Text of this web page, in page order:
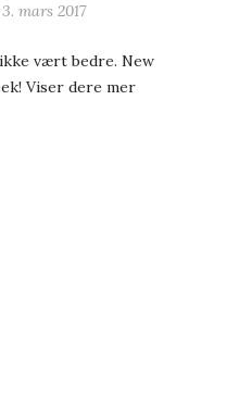
3. mars 2017
vært bedre. New
Viser dere mer